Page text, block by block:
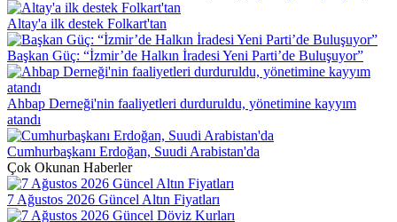
Altay'a ilk destek Folkart'tan
Başkan Güç: “İzmir’de Halkın İradesi Yeni Parti’de Buluşuyor”
Ahbap Derneği'nin faaliyetleri durduruldu, yönetimine kayyım
atandı
Cumhurbaşkanı Erdoğan, Suudi Arabistan'da
Çok Okunan Haberler
7 Ağustos 2026 Güncel Altın Fiyatları